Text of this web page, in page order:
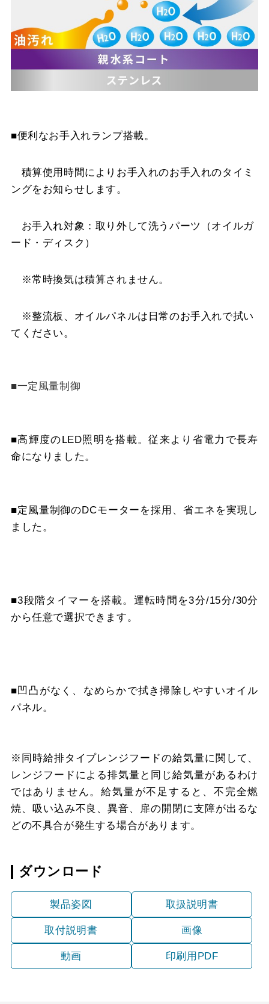
■便利なお手入れランプ搭載。
積算使用時間によりお手入れのお手入れのタイミ
ングをお知らせします。
お手入れ対象：取り外して洗うパーツ（オイルガ
ード・ディスク）
※常時換気は積算されません。
※整流板、オイルパネルは日常のお手入れで拭い
てください。
■一定風量制御
■高輝度のLED照明を搭載。従来より省電力で長寿
命になりました。
■定風量制御のDCモーターを採用、省エネを実現し
ました。
■3段階タイマーを搭載。運転時間を3分/15分/30分
から任意で選択できます。
■凹凸がなく、なめらかで拭き掃除しやすいオイル
パネル。
※同時給排タイプレンジフードの給気量に関して、
レンジフードによる排気量と同じ給気量があるわけ
ではありません。給気量が不足すると、不完全燃
焼、吸い込み不良、異音、扉の開閉に支障が出るな
どの不具合が発生する場合があります。
ダウンロード
製品姿図 取扱説明書
取付説明書 画像
動画 印刷用PDF